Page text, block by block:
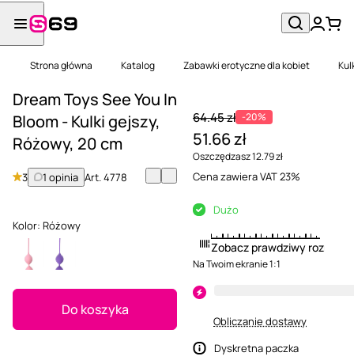
Strona główna Katalog Zabawki erotyczne dla kobiet
Dream Toys See You In
Bloom - Kulki gejszy,
Różowy, 20 cm
3 1 opinia Art.4778
Kolor: Różowy
Do koszyka
64.45 zł -20%
51.66 zł
Oszczędzasz 12.79 zł
Cena zawiera VAT 23%
Dużo
Zobacz prawdziwy rozmiar
Na Twoim ekranie 1:1
Obliczanie dostawy
Dyskretna paczka